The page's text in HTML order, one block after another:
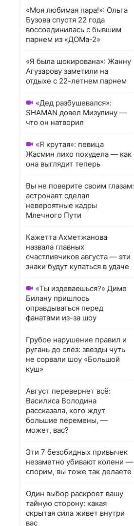
«Моя любимая пара!»: Ольга
Бузова спустя 22 года
воссоединилась с бывшим
парнем из «ДОМа-2»
«Я была шокирована»: Жанну
Агузарову заметили на
отдыхе с 22-летнем парнем
«Дед разбушевался»:
SHAMAN довел Мизулину —
что он натворил
«Я крутая»: певица
Жасмин лихо похудела — как
она выглядит теперь
Вы не поверите своим глазам:
астронавт сделал
невероятные кадры
Млечного Пути
Кажетта Ахметжанова
назвала главных
счастливчиков августа — эти
знаки будут купаться в удаче
«Ты издеваешься?» Диме
Билану пришлось
оправдываться перед
фанатами из-за шоу
Грубое нарушение правил и
ругань до слёз: звезды чуть
не сорвали шоу «Большой
куш»
Август перевернет всё:
Василиса Володина
рассказала, кого ждут
большие перемены, —
может, вас?
Эти 7 безобидных привычек
незаметно убивают колени —
спорим, вы тоже так делаете
Один выбор раскроет вашу
тайную сторону: какая
скрытая сила живет внутри
вас